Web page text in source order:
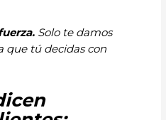
Solo te damos
que tú decidas con